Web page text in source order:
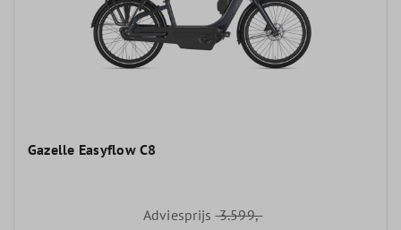
Gazelle Easyflow C8
Adviesprijs3.599,-